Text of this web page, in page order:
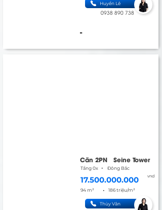
Huyền Lê
0938 890 738
-
Căn 2PN Seine Tower
Tầng 0x • Đông Bắc
17.500.000.000 vnd
94 m² • 186 triệu/m²
Thùy Vân